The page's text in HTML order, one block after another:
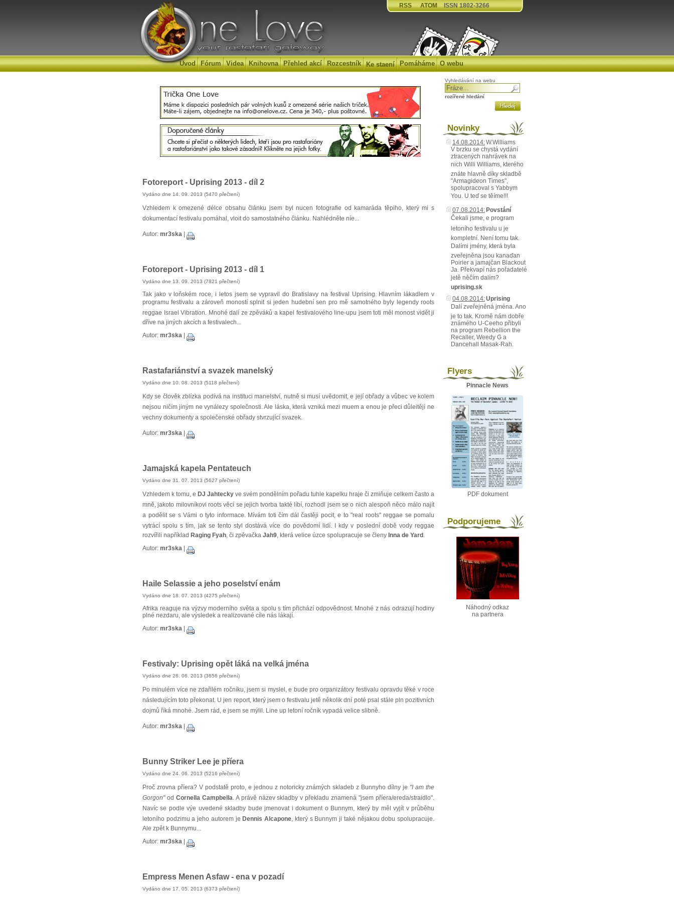
RSS ATOM ISSN 1802-3266
Úvod Fórum Videa Knihovna Přehled akcí Rozcestník Ke staení Pomáháme O webu
Fotoreport - Uprising 2013 - díl 2
Vydáno dne 14. 09. 2013 (5470 přečtení)
Vzhledem k omezené délce obsahu článku jsem byl nucen fotografie od kamaráda těpiho, který mi s
dokumentací festivalu pomáhal, vloit do samostatného článku. Nahlédněte níe...
Autor: mr3ska
Fotoreport - Uprising 2013 - díl 1
Vydáno dne 13. 09. 2013 (7821 přečtení)
Tak jako v loňském roce, i letos jsem se vypravil do Bratislavy na festival Uprising. Hlavním lákadlem v
programu festivalu a zároveň moností splnit si jeden hudební sen pro mě samotného byly legendy roots
reggae Israel Vibration. Mnohé dalí ze zpěváků a kapel festivalového line-upu jsem toti měl monost vidět ji
dříve na jiných akcích a festivalech...
Autor: mr3ska
Rastafariánství a svazek manelský
Vydáno dne 10. 08. 2013 (5118 přečtení)
Kdy se člověk zblízka podívá na instituci manelství, nutně si musí uvědomit, e její obřady a vůbec ve kolem
nejsou ničím jiným ne vynálezy společnosti. Ale láska, která vzniká mezi muem a enou je přeci důleitějí ne
vechny dokumenty a společenské obřady stvrzující svazek.
Autor: mr3ska
Jamajská kapela Pentateuch
Vydáno dne 31. 07. 2013 (5627 přečtení)
Vzhledem k tomu, e DJ Jahtecky ve svém pondělním pořadu tuhle kapelku hraje či zmiňuje celkem často a
mně, jakoto milovníkovi roots věcí se jejich tvorba takté líbí, rozhodl jsem se o nich alespoň něco málo najít
a podělit se s Vámi o tyto informace. Mívám toti čím dál častěji pocit, e to "real roots" reggae se pomalu
vytrácí spolu s tím, jak se tento styl dostává více do povědomí lidí. I kdy v poslední době vody reggae
rozvířili například Raging Fyah, či zpěvačka Jah9, která velice úzce spolupracuje se členy Inna de Yard .
Autor: mr3ska
Haile Selassie a jeho poselství enám
Vydáno dne 18. 07. 2013 (4275 přečtení)
Afrika reaguje na výzvy moderního světa a spolu s tím přichází odpovědnost. Mnohé z nás odrazují hodiny
plné nezdaru, ale výsledek a realizované cíle nás lákají.
Autor: mr3ska
Festivaly: Uprising opět láká na velká jména
Vydáno dne 26. 06. 2013 (3656 přečtení)
Po minulém více ne zdařilém ročníku, jsem si myslel, e bude pro organizátory festivalu opravdu těké v roce
následujícím toto překonat. U jen report, který jsem o festivalu jetě několik dní poté psal stále pln pozitivních
dojmů říká mnohé. Jsem rád, e jsem se mýlil. Line up letoní ročník vypadá velice slibně.
Autor: mr3ska
Bunny Striker Lee je příera
Vydáno dne 24. 06. 2013 (5216 přečtení)
Proč zrovna příera? V podstatě proto, e jednou z notoricky známých skladeb z Bunnyho dílny je "I am the
Gorgon"od Cornella Campbella. A právě název skladby v překladu znamená "jsem příera/ereda/straidlo".
Navíc se podle výe uvedené skladby bude jmenovat i dokument o Bunnym, který by měl vyjít v průběhu
letoního podzimu a jeho autorem je Dennis Alcapone, který s Bunnym ji také nějakou dobu spolupracuje.
Ale zpět k Bunnymu...
Autor: mr3ska
Empress Menen Asfaw - ena v pozadí
Vydáno dne 17. 05. 2013 (6373 přečtení)
Vyhledávání na webu
rozířené hledání
Novinky
14.08.2014:W.Williams
V brzku se chystá vydání
ztracených nahrávek na
nich Willi Williams, kterého
znáte hlavně díky skladbě
"Armagideon Times",
spolupracoval s Yabbym
You. U teď se těíme!!!
07.08.2014:Povstání
Čekali jsme, e program
letoního festivalu u je
kompletní. Není tomu tak.
Dalími jmény, která byla
zveřejněna jsou kanaďan
Poirier a jamajčan Blackout
Ja. Překvapí nás pořadatelé
jetě něčím dalím?
uprising.sk
04.08.2014:Uprising
Dalí zveřejněná jména. Ano
je to tak. Kromě nám dobře
známého U-Ceeho přibyli
na program Rebellion the
Recaller, Weedy G a
Dancehall Masak-Rah.
Flyers
Pinnacle News
PDF dokument
Podporujeme
Náhodný odkaz
na partnera